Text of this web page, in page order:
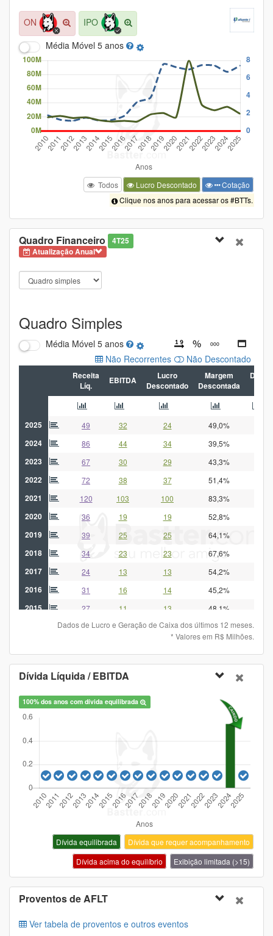
ON
IPO
Média Móvel 5 anos
Todos Lucro Descontado
Cotação
Clique nos anos para acessar os #BTTs.
Quadro Financeiro
4T25
Atualização Anual
Quadro Simples
Média Móvel 5 anos
Não Descontado
Não Recorrentes
Receita
Líq.
EBITDA
Lucro
Descontado
Margem
Descontada
Dívida
2025 49 32 24 49,0%
2024 86 44 34 39,5%
2023 67 30 29 43,3%
2022 72 38 37 51,4%
2021 120 103 100 83,3%
2020 36 19 19 52,8%
2019 39 25 25 64,1%
2018 34 23 23 67,6%
2017 24 13 13 54,2%
2016 31 16 14 45,2%
2015 27 11 13 48,1%
35 14 15 42,9%
2012 28 17 18 64,3% -33
2011 32 20 65,6%
2010 31 19 61,3%
Dados de Lucro e Geração de Caixa dos últimos 12 meses.
* Valores em R$ Milhões.
Dívida Líquida / EBITDA
100% dos anos com dívida equilibrada
Dívida equilibrada
Dívida que requer acompanhamento
Dívida acima do equilíbrio
Exibição limitada (>15)
Proventos de AFLT
Ver tabela de proventos e outros eventos